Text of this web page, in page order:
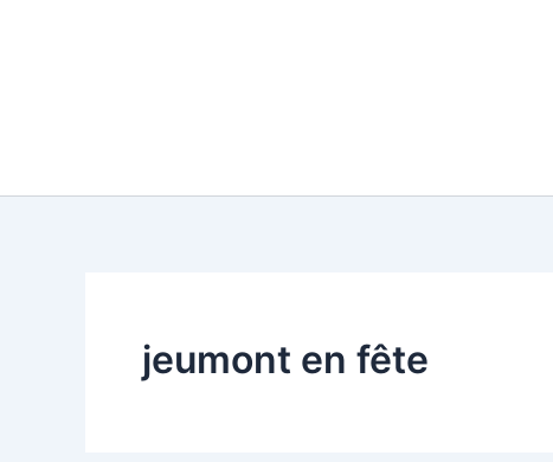
jeumont en fête